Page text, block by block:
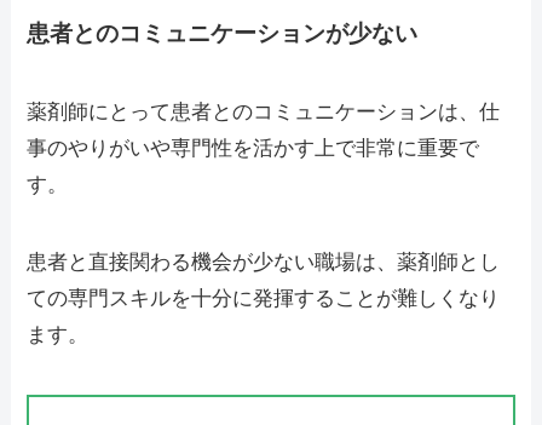
患者とのコミュニケーションが少ない
薬剤師にとって患者とのコミュニケーションは、仕
事のやりがいや専門性を活かす上で非常に重要で
す。
患者と直接関わる機会が少ない職場は、薬剤師とし
ての専門スキルを十分に発揮することが難しくなり
ます。